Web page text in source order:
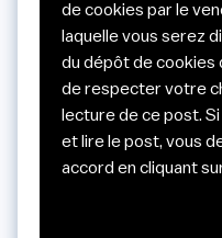
de cookies par le
laquelle vous serez
du dépôt de cookies
de respecter votre
lecture de ce post.
et lire le post, vous
accord en cliquant